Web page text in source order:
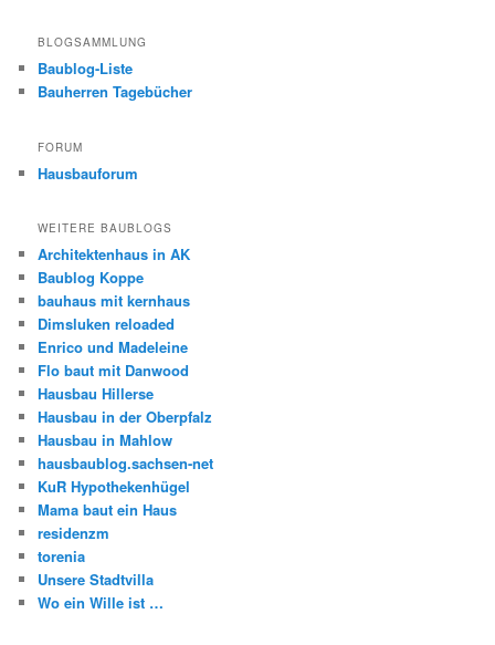
BLOGSAMMLUNG
Baublog-Liste
Bauherren Tagebücher
FORUM
Hausbauforum
WEITERE BAUBLOGS
Architektenhaus in AK
Baublog Koppe
bauhaus mit kernhaus
Dimsluken reloaded
Enrico und Madeleine
Flo baut mit Danwood
Hausbau Hillerse
Hausbau in der Oberpfalz
Hausbau in Mahlow
hausbaublog.sachsen-net
KuR Hypothekenhügel
Mama baut ein Haus
residenzm
torenia
Unsere Stadtvilla
Wo ein Wille ist …